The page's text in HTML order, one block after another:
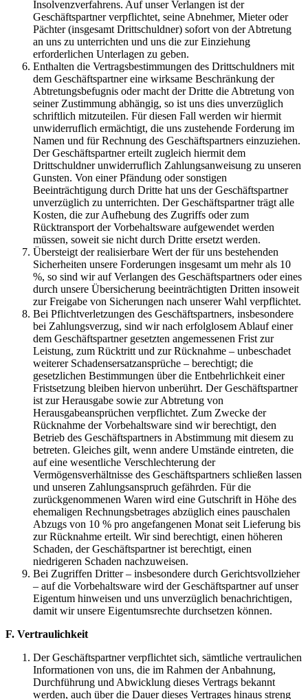
Insolvenzverfahrens. Auf unser Verlangen ist der
Geschäftspartner verpflichtet, seine Abnehmer, Mieter oder
Pächter (insgesamt Drittschuldner) sofort von der Abtretung
an uns zu unterrichten und uns die zur Einziehung
erforderlichen Unterlagen zu geben.
Enthalten die Vertragsbestimmungen des Drittschuldners mit
dem Geschäftspartner eine wirksame Beschränkung der
Abtretungsbefugnis oder macht der Dritte die Abtretung von
seiner Zustimmung abhängig, so ist uns dies unverzüglich
schriftlich mitzuteilen. Für diesen Fall werden wir hiermit
unwiderruflich ermächtigt, die uns zustehende Forderung im
Namen und für Rechnung des Geschäftspartners einzuziehen.
Der Geschäftspartner erteilt zugleich hiermit dem
Drittschuldner unwiderruflich Zahlungsanweisung zu unseren
Gunsten. Von einer Pfändung oder sonstigen
Beeinträchtigung durch Dritte hat uns der Geschäftspartner
unverzüglich zu unterrichten. Der Geschäftspartner trägt alle
Kosten, die zur Aufhebung des Zugriffs oder zum
Rücktransport der Vorbehaltsware aufgewendet werden
müssen, soweit sie nicht durch Dritte ersetzt werden.
Übersteigt der realisierbare Wert der für uns bestehenden
Sicherheiten unsere Forderungen insgesamt um mehr als 10
%, so sind wir auf Verlangen des Geschäftspartners oder eines
durch unsere Übersicherung beeinträchtigten Dritten insoweit
zur Freigabe von Sicherungen nach unserer Wahl verpflichtet.
Bei Pflichtverletzungen des Geschäftspartners, insbesondere
bei Zahlungsverzug, sind wir nach erfolglosem Ablauf einer
dem Geschäftspartner gesetzten angemessenen Frist zur
Leistung, zum Rücktritt und zur Rücknahme – unbeschadet
weiterer Schadensersatzansprüche – berechtigt; die
gesetzlichen Bestimmungen über die Entbehrlichkeit einer
Fristsetzung bleiben hiervon unberührt. Der Geschäftspartner
ist zur Herausgabe sowie zur Abtretung von
Herausgabeansprüchen verpflichtet. Zum Zwecke der
Rücknahme der Vorbehaltsware sind wir berechtigt, den
Betrieb des Geschäftspartners in Abstimmung mit diesem zu
betreten. Gleiches gilt, wenn andere Umstände eintreten, die
auf eine wesentliche Verschlechterung der
Vermögensverhältnisse des Geschäftspartners schließen lassen
und unseren Zahlungsanspruch gefährden. Für die
zurückgenommenen Waren wird eine Gutschrift in Höhe des
ehemaligen Rechnungsbetrages abzüglich eines pauschalen
Abzugs von 10 % pro angefangenen Monat seit Lieferung bis
zur Rücknahme erteilt. Wir sind berechtigt, einen höheren
Schaden, der Geschäftspartner ist berechtigt, einen
niedrigeren Schaden nachzuweisen.
Bei Zugriffen Dritter – insbesondere durch Gerichtsvollzieher
– auf die Vorbehaltsware wird der Geschäftspartner auf unser
Eigentum hinweisen und uns unverzüglich benachrichtigen,
damit wir unsere Eigentumsrechte durchsetzen können.
F. Vertraulichkeit
Der Geschäftspartner verpflichtet sich, sämtliche vertraulichen
Informationen von uns, die im Rahmen der Anbahnung,
Durchführung und Abwicklung dieses Vertrags bekannt
werden, auch über die Dauer dieses Vertrages hinaus streng